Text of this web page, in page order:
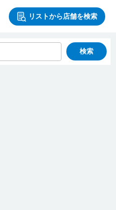
リストから店舗を検索
検索